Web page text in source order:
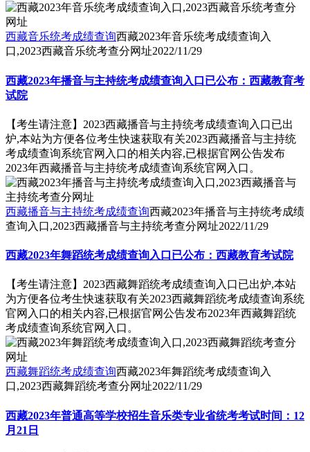
西藏音乐统考成绩查询西藏2023年音乐统考成绩查询入
口,2023西藏音乐统考查分网址2022/11/29
西藏2023年播音与主持统考成绩查询入口已公布：西藏教育考
试院
【考生请注意】2023西藏播音与主持统考成绩查询入口已出
炉,本站为方便各位考生快速获取有关2023西藏播音与主持统
考成绩查询系统官网入口的相关内容,已根据官网公告发布
2023年西藏播音与主持统考成绩查询系统官网入口。
西藏播音与主持统考成绩查询西藏2023年播音与主持统考成绩
查询入口,2023西藏播音与主持统考查分网址2022/11/29
西藏2023年舞蹈统考成绩查询入口已公布：西藏教育考试院
【考生请注意】2023西藏舞蹈统考成绩查询入口已出炉,本站
为方便各位考生快速获取有关2023西藏舞蹈统考成绩查询系统
官网入口的相关内容,已根据官网公告发布2023年西藏舞蹈统
考成绩查询系统官网入口。
西藏舞蹈统考成绩查询西藏2023年舞蹈统考成绩查询入
口,2023西藏舞蹈统考查分网址2022/11/29
西藏2023年普通高等学校招生音乐类专业省统考考试时间：12
月21日